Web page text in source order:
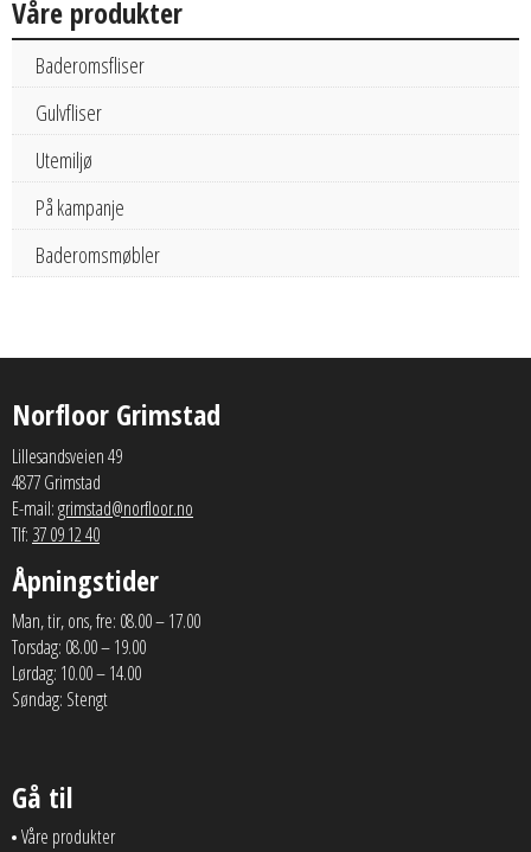
Våre produkter
Baderomsfliser
Gulvfliser
Utemiljø
På kampanje
Baderomsmøbler
Norfloor Grimstad
Lillesandsveien 49
4877 Grimstad
E-mail:grimstad@norfloor.no
Tlf: 37 09 12 40
Åpningstider
Man, tir, ons, fre: 08.00 – 17.00
Torsdag: 08.00 – 19.00
Lørdag: 10.00 – 14.00
Søndag: Stengt
Gå til
Våre produkter